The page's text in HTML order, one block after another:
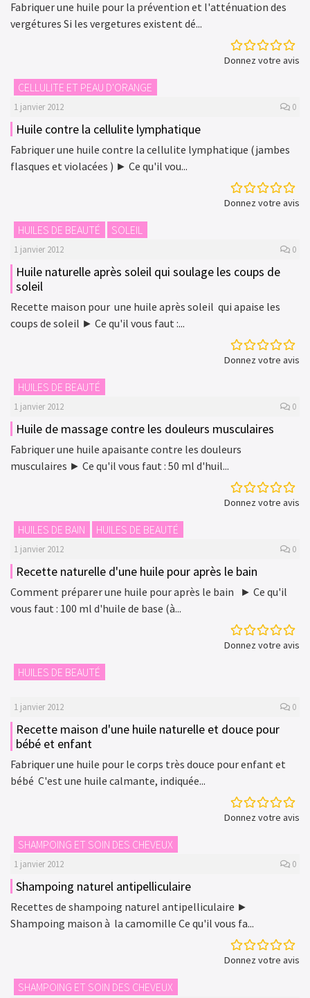
Fabriquer une huile pour la prévention et l'atténuation des
vergétures Si les vergetures existent dé...
Donnez votre avis
CELLULITE ET PEAU D'ORANGE
1 janvier 2012 0
Huile contre la cellulite lymphatique
Fabriquer une huile contre la cellulite lymphatique (jambes
flasques et violacées ) ► Ce qu'il vou...
Donnez votre avis
HUILES DE BEAUTÉ SOLEIL
1 janvier 2012 0
Huile naturelle après soleil qui soulage les coups de
soleil
Recette maison pour une huile après soleil qui apaise les
coups de soleil ► Ce qu'il vous faut :...
Donnez votre avis
HUILES DE BEAUTÉ
1 janvier 2012 0
Huile de massage contre les douleurs musculaires
Fabriquer une huile apaisante contre les douleurs
musculaires ► Ce qu'il vous faut : 50 ml d'huil...
Donnez votre avis
HUILES DE BAIN HUILES DE BEAUTÉ
1 janvier 2012 0
Recette naturelle d'une huile pour après le bain
Comment préparer une huile pour après le bain ► Ce qu'il
vous faut : 100 ml d'huile de base (à...
Donnez votre avis
HUILES DE BEAUTÉ
1 janvier 2012 0
Recette maison d'une huile naturelle et douce pour
bébé et enfant
Fabriquer une huile pour le corps très douce pour enfant et
bébé C'est une huile calmante, indiquée...
Donnez votre avis
SHAMPOING ET SOIN DES CHEVEUX
1 janvier 2012 0
Shampoing naturel antipelliculaire
Recettes de shampoing naturel antipelliculaire ►
Shampoing maison à la camomille Ce qu'il vous fa...
Donnez votre avis
SHAMPOING ET SOIN DES CHEVEUX